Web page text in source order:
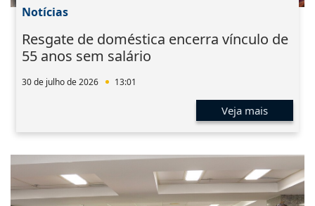
Notícias
Resgate de doméstica encerra vínculo de
55 anos sem salário
30 de julho de 2026 13:01
Veja mais